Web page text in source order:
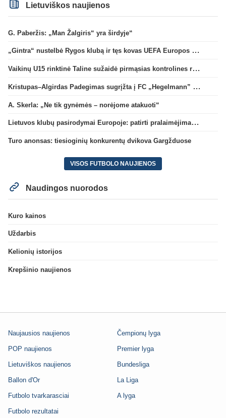
Lietuviškos naujienos
G. Paberžis: „Man Žalgiris“ yra širdyje“
„Gintra“ nustelbė Rygos klubą ir tęs kovas UEFA Europos taurės atrankoje
Vaikinų U15 rinktinė Taline sužaidė pirmąsias kontrolines rungtynes
Kristupas–Algirdas Padegimas sugrįžta į FC „Hegelmann” B sudėtį
A. Skerla: „Ne tik gynėmės – norėjome atakuoti“
Lietuvos klubų pasirodymai Europoje: patirti pralaimėjimai Kroatijos atstovams
Turo anonsas: tiesioginių konkurentų dvikova Gargžduose
VISOS FUTBOLO NAUJIENOS
Naudingos nuorodos
Kuro kainos
Uždarbis
Kelionių istorijos
Krepšinio naujienos
Naujausios naujienos
POP naujienos
Lietuviškos naujienos
Ballon d'Or
Futbolo tvarkarasciai
Futbolo rezultatai
Čempionų lyga
Premier lyga
Bundesliga
La Liga
A lyga